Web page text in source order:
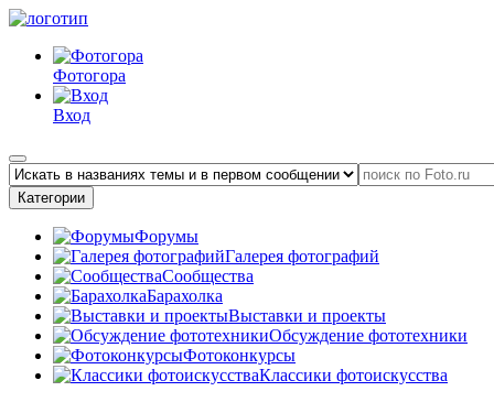
Фотогора
Вход
Категории
Форумы
Галерея фотографий
Сообщества
Барахолка
Выставки и проекты
Обсуждение фототехники
Фотоконкурсы
Классики фотоискусства